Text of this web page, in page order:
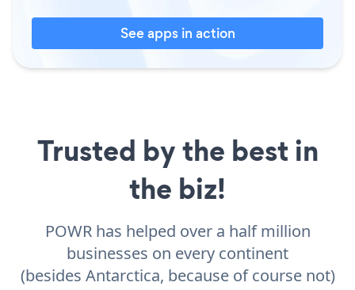
See apps in action
Trusted by the best in
the biz!
POWR has helped over a half million
businesses on every continent
(besides Antarctica, because of course not)